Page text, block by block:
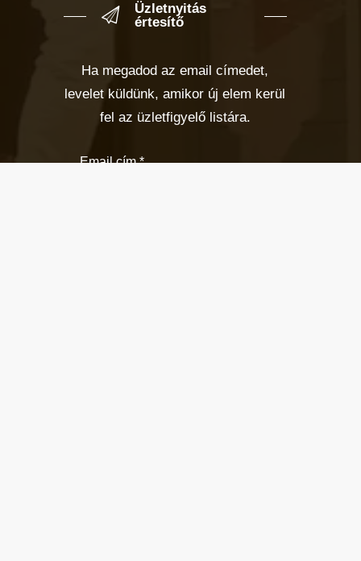
Üzletnyitás
értesítő
Ha megadod az email címedet,
levelet küldünk, amikor új elem kerül
fel az üzletfigyelő listára.
Email cím*